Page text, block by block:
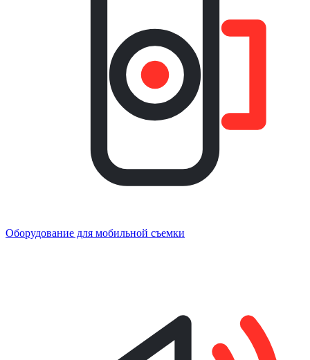
Оборудование для мобильной съемки